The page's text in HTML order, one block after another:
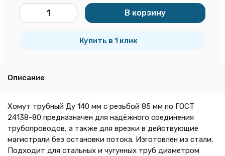
В корзину
Купить в 1 клик
Описание
Хомут трубный Ду 140 мм с резьбой 85 мм по ГОСТ
24138-80 предназначен для надёжного соединения
трубопроводов, а также для врезки в действующие
магистрали без остановки потока. Изготовлен из стали.
Подходит для стальных и чугунных труб диаметром